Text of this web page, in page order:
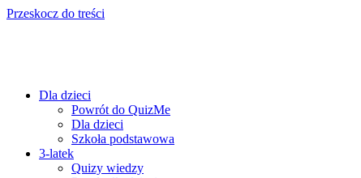
Przeskocz do treści
Dla dzieci
Powrót do QuizMe
Dla dzieci
Szkoła podstawowa
3-latek
Quizy wiedzy